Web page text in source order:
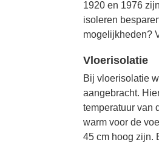
1920 en 1976
isoleren
mogelijkheden?
Vloerisolatie
Bij vloerisolatie
aangebracht.
temperatuur van
warm voor de
45 cm hoog zijn.